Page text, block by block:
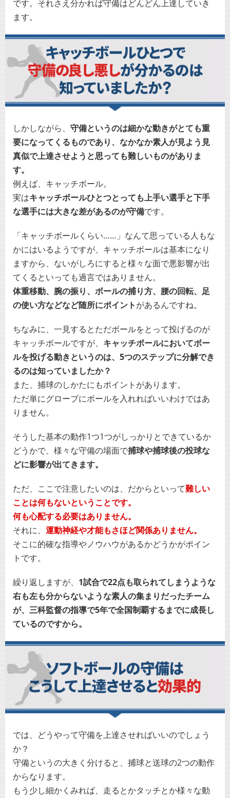
です。それさえ分かれば守備はどんどん上達していき
ます。
しかしながら、 守備というのは細かな動きがとても重
要になってくるものであり、なかなか素人が見よう見
真似で上達させようと思っても難しいものがありま
す。
例えば、キャッチボール。
実はキャッチボールひとつとっても上手い選手と下手
な選手には大きな差があるのが守備です。
「キャッチボールくらい……」なんて思っている人もな
かにはいるようですが、キャッチボールは基本になり
ますから、ないがしろにすると様々な面で悪影響が出
てくるといっても過言ではありません。
体重移動、腕の振り、ボールの捕り方、腰の回転、足
の使い方などなど随所にポイントがあるんですね。
ちなみに、一見するとただボールをとって投げるのが
キャッチボールですが、 キャッチボールにおいてボー
ルを投げる動きというのは、5つのステップに分解でき
るのは知っていましたか？
また、捕球のしかたにもポイントがあります。
ただ単にグローブにボールを入れればいいわけではあ
りません。
そうした基本の動作1つ1つがしっかりとできているか
どうかで、様々な守備の場面で捕球や捕球後の投球な
どに影響が出てきます。
ただ、ここで注意したいのは、だからといって難しい
ことは何もないということです。
何も心配する必要はありません。
それに、 運動神経や才能もさほど関係ありません。
そこに的確な指導やノウハウがあるかどうかがポイン
トです。
繰り返しますが、 1試合で22点も取られてしまうような
右も左も分からないような素人の集まりだったチーム
が、三科監督の指導で5年で全国制覇するまでに成長し
ているのですから。
では、どうやって守備を上達させればいいのでしょう
か？
守備というの大きく分けると、捕球と送球の2つの動作
からなります。
もう少し細かくみれば、走るとかタッチとか様々な動